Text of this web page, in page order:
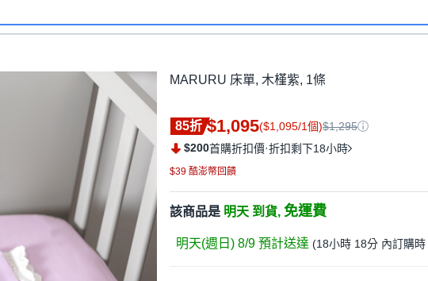
MARURU 床單, 木槿紫, 1條
85折 $1,095($1,095/1個)$1,295
$200首購折扣價·折扣剩下18小時
$39 酷澎幣回饋
該商品是 明天 到貨, 免運費
明天(週日) 8/9 預計送達 (18小時 18分 內訂購時